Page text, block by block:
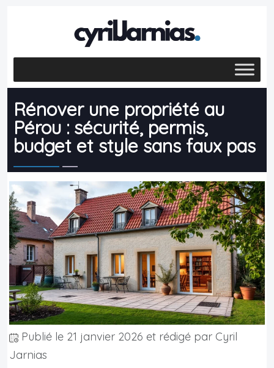
Rénover une propriété au
Pérou : sécurité, permis,
budget et style sans faux pas
Publié le 21 janvier 2026 et rédigé par Cyril
Jarnias